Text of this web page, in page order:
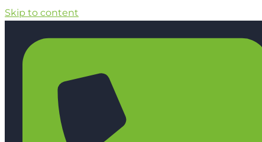
Skip to content